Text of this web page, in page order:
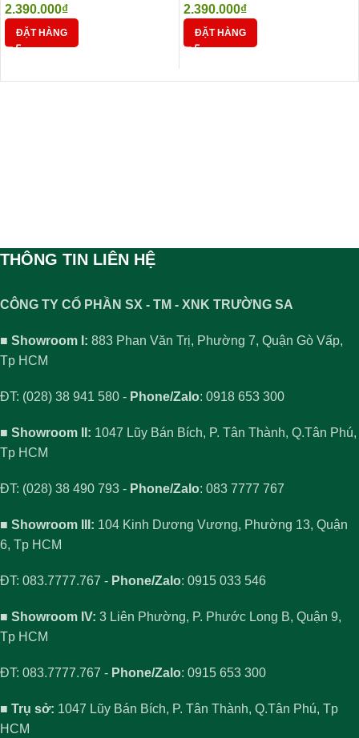
2.390.000₫
ĐẶT HÀNG
2.390.000₫
ĐẶT HÀNG
THÔNG TIN LIÊN HỆ
CÔNG TY CỔ PHẦN SX - TM - XNK TRƯỜNG SA
■ Showroom I: 883 Phan Văn Trị, Phường 7, Quận Gò Vấp,
Tp HCM
ĐT: (028) 38 941 580 - Phone/Zalo: 0918 653 300
■ Showroom II: 1047 Lũy Bán Bích, P. Tân Thành, Q.Tân Phú,
Tp HCM
ĐT: (028) 38 490 793 - Phone/Zalo: 083 7777 767
■ Showroom III: 104 Kinh Dương Vương, Phường 13, Quận
6, Tp HCM
ĐT: 083.7777.767 - Phone/Zalo: 0915 033 546
■ Showroom IV: 3 Liên Phường, P. Phước Long B, Quận 9,
Tp HCM
ĐT: 083.7777.767 - Phone/Zalo: 0915 653 300
■ Trụ sở: 1047 Lũy Bán Bích, P. Tân Thành, Q.Tân Phú, Tp
HCM